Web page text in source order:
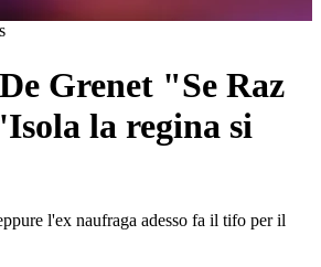
Grenet "Se Raz
la regina si
l'ex naufraga adesso fa il tifo per il